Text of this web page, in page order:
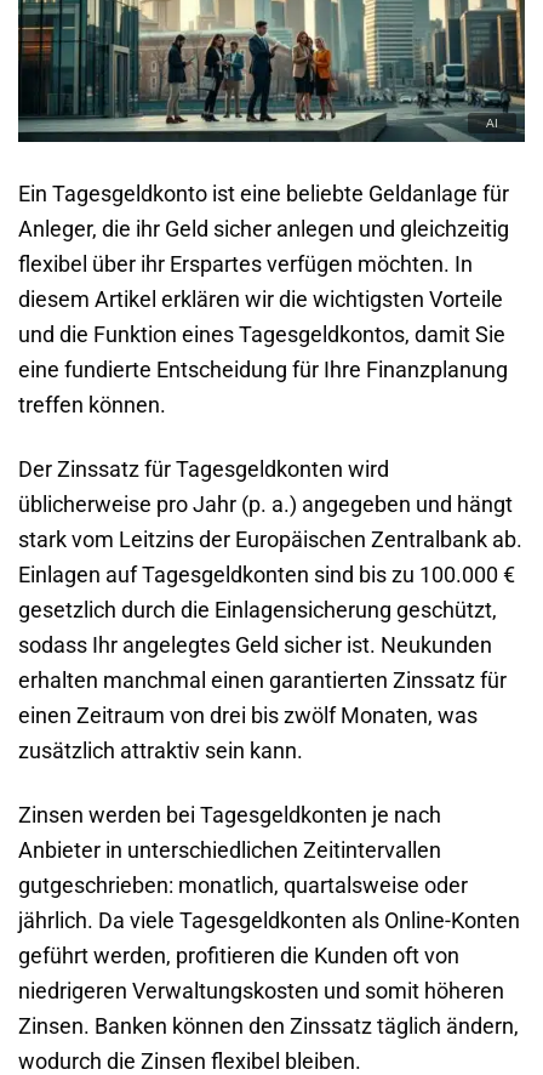
Ein Tagesgeldkonto ist eine beliebte Geldanlage für
Anleger, die ihr Geld sicher anlegen und gleichzeitig
flexibel über ihr Erspartes verfügen möchten. In
diesem Artikel erklären wir die wichtigsten Vorteile
und die Funktion eines Tagesgeldkontos, damit Sie
eine fundierte Entscheidung für Ihre Finanzplanung
treffen können.
Der Zinssatz für Tagesgeldkonten wird
üblicherweise pro Jahr (p. a.) angegeben und hängt
stark vom Leitzins der Europäischen Zentralbank ab.
Einlagen auf Tagesgeldkonten sind bis zu 100.000 €
gesetzlich durch die Einlagensicherung geschützt,
sodass Ihr angelegtes Geld sicher ist. Neukunden
erhalten manchmal einen garantierten Zinssatz für
einen Zeitraum von drei bis zwölf Monaten, was
zusätzlich attraktiv sein kann.
Zinsen werden bei Tagesgeldkonten je nach
Anbieter in unterschiedlichen Zeitintervallen
gutgeschrieben: monatlich, quartalsweise oder
jährlich. Da viele Tagesgeldkonten als Online-Konten
geführt werden, profitieren die Kunden oft von
niedrigeren Verwaltungskosten und somit höheren
Zinsen. Banken können den Zinssatz täglich ändern,
wodurch die Zinsen flexibel bleiben.